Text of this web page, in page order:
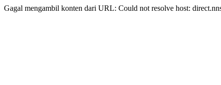
Gagal mengambil konten dari URL: Could not resolve host: